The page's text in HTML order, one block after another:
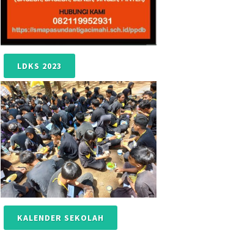
LDKS 2023
KALENDER SEKOLAH